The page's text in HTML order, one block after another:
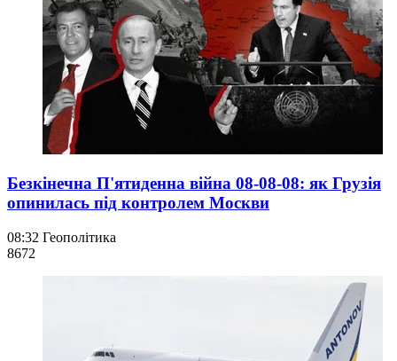
Безкінечна П'ятиденна війна 08-08-08: як Грузія
опинилась під контролем Москви
08:32 Геополітика
8672